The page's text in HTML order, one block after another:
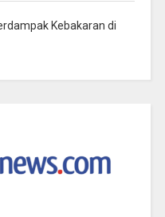
Kebakaran di